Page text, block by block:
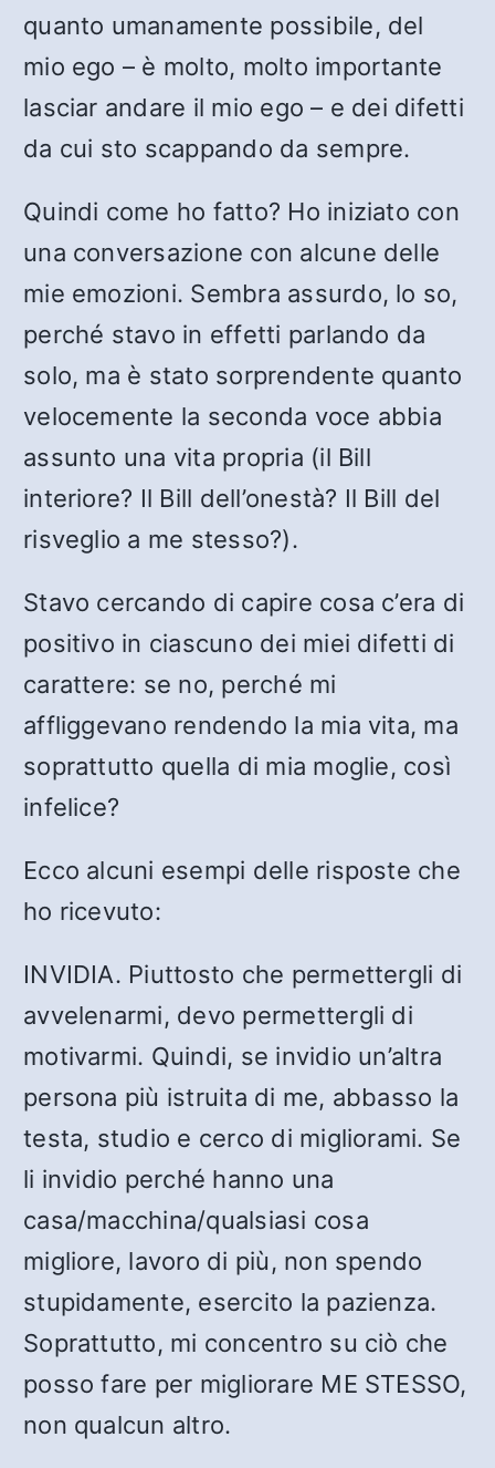
quanto umanamente possibile, del
mio ego – è molto, molto importante
lasciar andare il mio ego – e dei difetti
da cui sto scappando da sempre.
Quindi come ho fatto? Ho iniziato con
una conversazione con alcune delle
mie emozioni. Sembra assurdo, lo so,
perché stavo in effetti parlando da
solo, ma è stato sorprendente quanto
velocemente la seconda voce abbia
assunto una vita propria (il Bill
interiore? Il Bill dell’onestà? Il Bill del
risveglio a me stesso?).
Stavo cercando di capire cosa c’era di
positivo in ciascuno dei miei difetti di
carattere: se no, perché mi
affliggevano rendendo la mia vita, ma
soprattutto quella di mia moglie, così
infelice?
Ecco alcuni esempi delle risposte che
ho ricevuto:
INVIDIA. Piuttosto che permettergli di
avvelenarmi, devo permettergli di
motivarmi. Quindi, se invidio un’altra
persona più istruita di me, abbasso la
testa, studio e cerco di migliorami. Se
li invidio perché hanno una
casa/macchina/qualsiasi cosa
migliore, lavoro di più, non spendo
stupidamente, esercito la pazienza.
Soprattutto, mi concentro su ciò che
posso fare per migliorare ME STESSO,
non qualcun altro.